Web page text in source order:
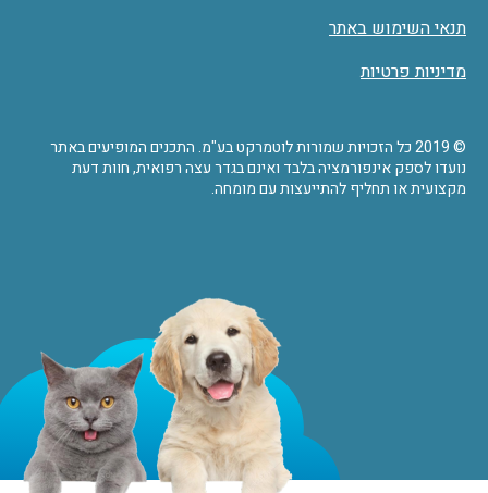
תנאי השימוש באתר
מדיניות פרטיות
© 2019 כל הזכויות שמורות לוטמרקט בע"מ. התכנים המופיעים באתר
נועדו לספק אינפורמציה בלבד ואינם בגדר עצה רפואית, חוות דעת
מקצועית או תחליף להתייעצות עם מומחה.